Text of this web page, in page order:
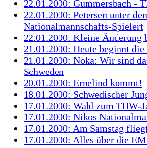
22.01.2000: Gummersbach -
22.01.2000: Petersen unter
Nationalmannschafts-Spielert
22.01.2000: Kleine Änderung
21.01.2000: Heute beginnt
21.01.2000: Noka: Wir sind
Schweden
20.01.2000: Ernelind kommt!
18.01.2000: Schwedischer
17.01.2000: Wahl zum THW-
17.01.2000: Nikos
17.01.2000: Am Samstag
17.01.2000: Alles über die